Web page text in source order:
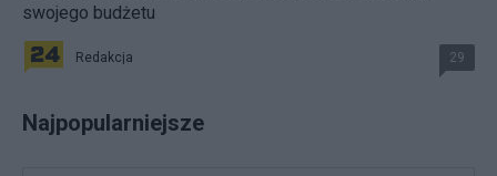
swojego budżetu
Redakcja 29
Najpopularniejsze